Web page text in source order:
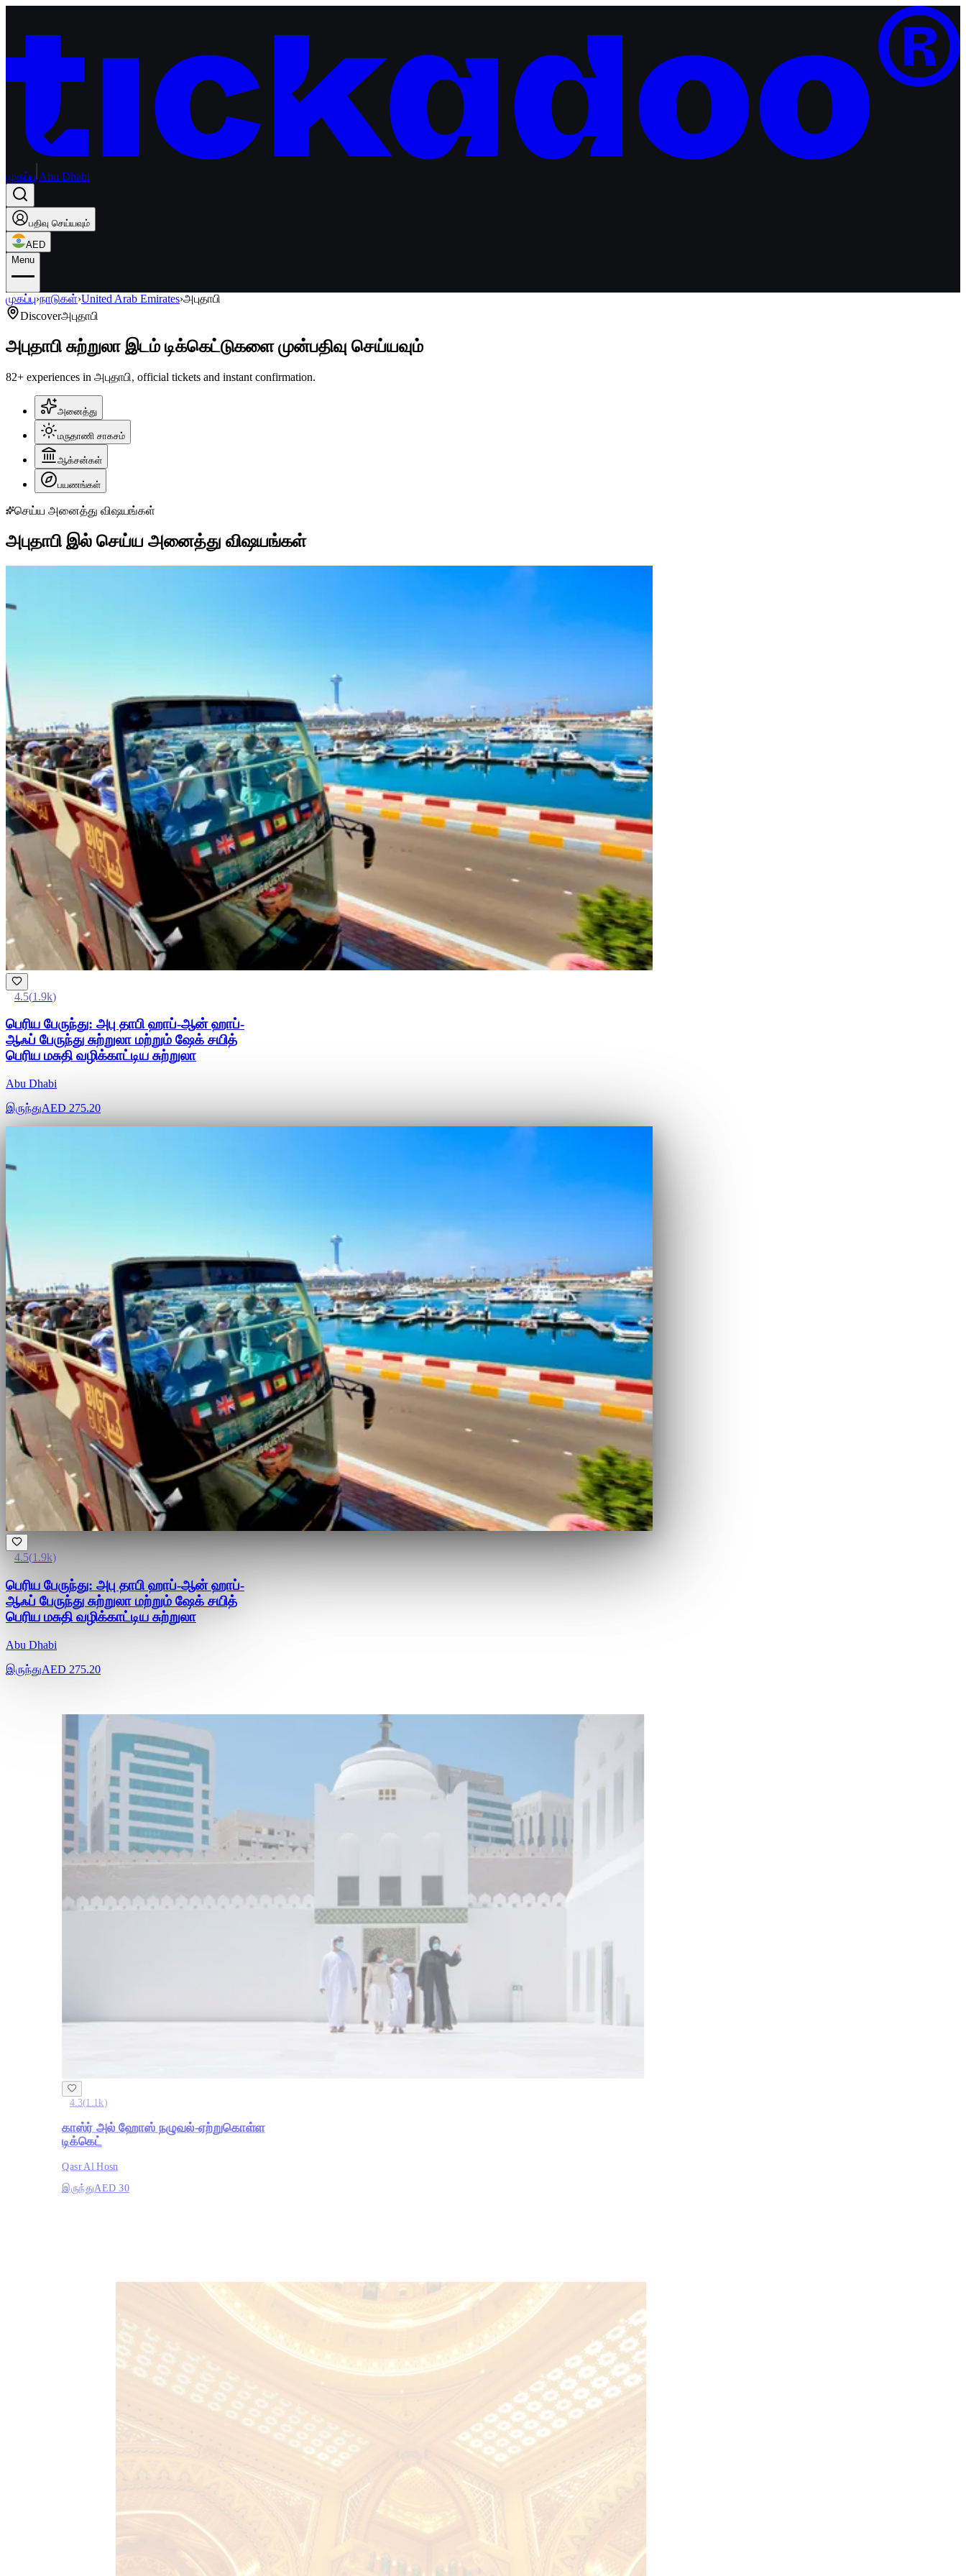
முகப்பு Abu Dhabi
பதிவு செய்யவும்
AED
Menu
முகப்பு›நாடுகள்›United Arab Emirates›அபுதாபி
Discoverஅபுதாபி
அபுதாபி சுற்றுலா இடம் டிக்கெட்டுகளை முன்பதிவு செய்யவும்
82+ experiences in அபுதாபி, official tickets and instant confirmation.
அனைத்து
மருதாணி சாகசம்
ஆக்சன்கள்
பயணங்கள்
செய்ய அனைத்து விஷயங்கள்
அபுதாபி இல் செய்ய அனைத்து விஷயங்கள்
4.5(1.9k)
பெரிய பேருந்து: அபு தாபி ஹாப்-ஆன் ஹாப்-
ஆஃப் பேருந்து சுற்றுலா மற்றும் ஷேக் சயித்
பெரிய மசுதி வழிக்காட்டிய சுற்றுலா
Abu Dhabi
இருந்துAED 275.20
4.5(1.9k)
பெரிய பேருந்து: அபு தாபி ஹாப்-ஆன் ஹாப்-
ஆஃப் பேருந்து சுற்றுலா மற்றும் ஷேக் சயித்
பெரிய மசுதி வழிக்காட்டிய சுற்றுலா
Abu Dhabi
இருந்துAED 275.20
4.3(1.1k)
காஸ்ர் அல் ஹோஸ் நழுவல்-ஏற்றுகொள்ள
டிக்கெட்
Qasr Al Hosn
இருந்துAED 30